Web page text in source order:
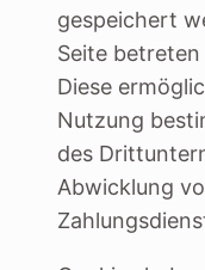
gespeichert
Seite
Diese
Nutzung
des
Abwicklung